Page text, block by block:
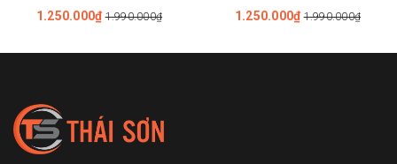
Tủ Trên
1.250.000₫ 1.990.000₫
Để Tủ Dưới
1.250.000₫ 1.990.000₫